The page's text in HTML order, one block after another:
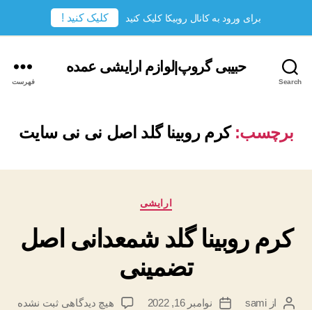
Search
حبیبی گروپ|لوازم ارایشی عمده
فهرست
برچسب: کرم روبینا گلد اصل نی نی سایت
دسته‌ها
ارایشی
کرم روبینا گلد شمعدانی اصل
تضمینی
نویسندهٔ
ازsami
تاریخنوامبر 16, 2022 هیچ دیدگاهیبرای
ثبت نشده
برای ورود به کانال روبیکا کلیک کنید کلیک کنید !